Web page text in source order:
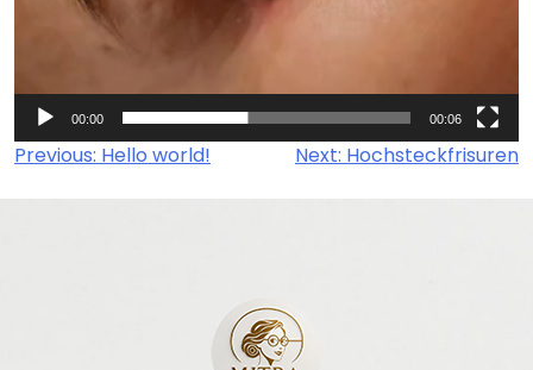
00:00 00:06
Beitragsnavigation
Previous: Hello world! Next: Hochsteckfrisuren